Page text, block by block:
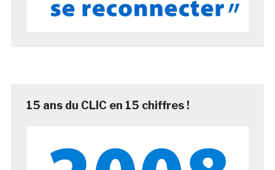
15 ans du CLIC en 15 chiffres !